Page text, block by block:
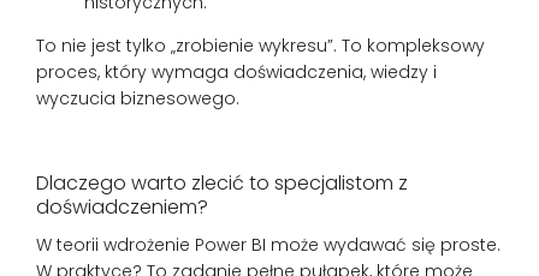
To nie jest tylko „zrobienie wykresu”. To kompleksowy
proces, który wymaga doświadczenia, wiedzy i
wyczucia biznesowego.
Dlaczego warto zlecić to specjalistom z
doświadczeniem?
W teorii wdrożenie Power BI może wydawać się proste.
W praktyce? To zadanie pełne pułapek, które może